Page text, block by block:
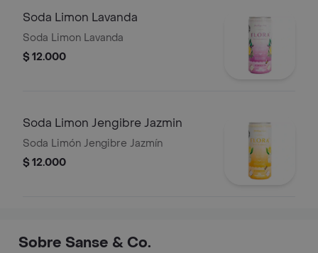
Soda Limon Lavanda
Soda Limon Lavanda
$ 12.000
Soda Limon Jengibre Jazmin
Soda Limón Jengibre Jazmín
$ 12.000
Sobre Sanse & Co.